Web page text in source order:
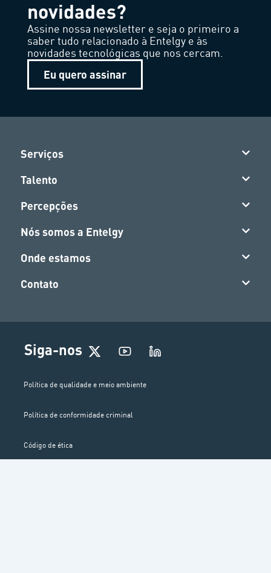
novidades?
Assine nossa newsletter e seja o primeiro a
saber tudo relacionado à Entelgy e às
novidades tecnológicas que nos cercam.
Eu quero assinar
Serviços
Talento
Percepções
Nós somos a Entelgy
Onde estamos
Contato
Siga-nos
Política de qualidade e meio ambiente
Política de conformidade criminal
Código de ética